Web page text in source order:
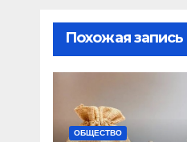
Похожая запись
ОБЩЕСТВО